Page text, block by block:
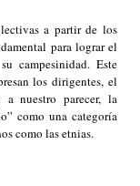
a partir de los
para lograr el
campesinidad. Este
los dirigentes, el
nuestro parecer, la
como una categoría
como las etnias.